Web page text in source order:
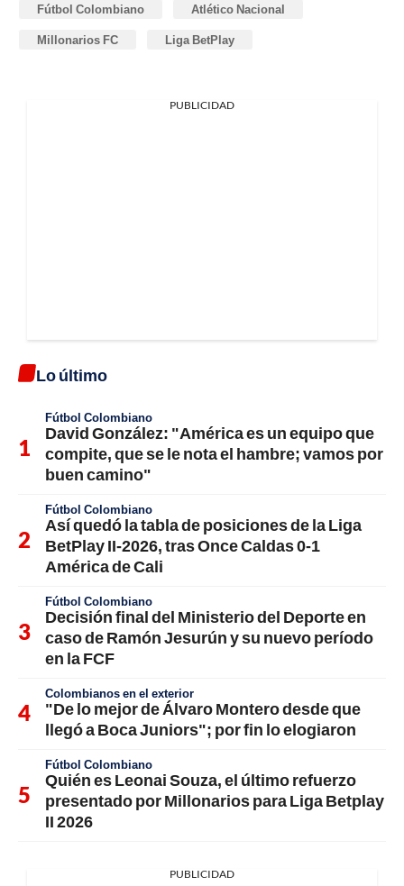
Fútbol Colombiano Atlético Nacional
Millonarios FC Liga BetPlay
PUBLICIDAD
Lo último
Fútbol Colombiano
David González: "América es un equipo que
compite, que se le nota el hambre; vamos por
buen camino"
Fútbol Colombiano
Así quedó la tabla de posiciones de la Liga
BetPlay II-2026, tras Once Caldas 0-1
América de Cali
Fútbol Colombiano
Decisión final del Ministerio del Deporte en
caso de Ramón Jesurún y su nuevo período
en la FCF
Colombianos en el exterior
"De lo mejor de Álvaro Montero desde que
llegó a Boca Juniors"; por fin lo elogiaron
Fútbol Colombiano
Quién es Leonai Souza, el último refuerzo
presentado por Millonarios para Liga Betplay
II 2026
PUBLICIDAD